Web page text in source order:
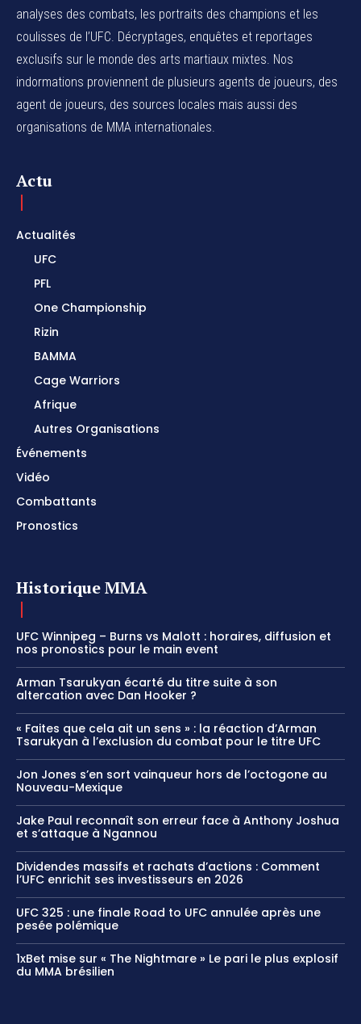
analyses des combats, les portraits des champions et les
coulisses de l’UFC. Décryptages, enquêtes et reportages
exclusifs sur le monde des arts martiaux mixtes. Nos
indormations proviennent de plusieurs agents de joueurs, des
agent de joueurs, des sources locales mais aussi des
organisations de MMA internationales.
Actu
Actualités
UFC
PFL
One Championship
Rizin
BAMMA
Cage Warriors
Afrique
Autres Organisations
Événements
Vidéo
Combattants
Pronostics
Historique MMA
UFC Winnipeg – Burns vs Malott : horaires, diffusion et
nos pronostics pour le main event
Arman Tsarukyan écarté du titre suite à son
altercation avec Dan Hooker ?
« Faites que cela ait un sens » : la réaction d’Arman
Tsarukyan à l’exclusion du combat pour le titre UFC
Jon Jones s’en sort vainqueur hors de l’octogone au
Nouveau-Mexique
Jake Paul reconnaît son erreur face à Anthony Joshua
et s’attaque à Ngannou
Dividendes massifs et rachats d’actions : Comment
l’UFC enrichit ses investisseurs en 2026
UFC 325 : une finale Road to UFC annulée après une
pesée polémique
1xBet mise sur « The Nightmare » Le pari le plus explosif
du MMA brésilien